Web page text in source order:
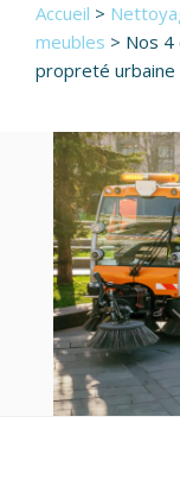
Accueil >
meubles > Nos 4
propreté urbaine